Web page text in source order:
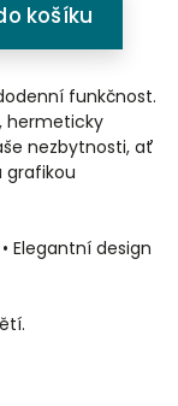
košíku
funkčnost.
hermeticky
nezbytnosti, ať
grafikou
Elegantní design